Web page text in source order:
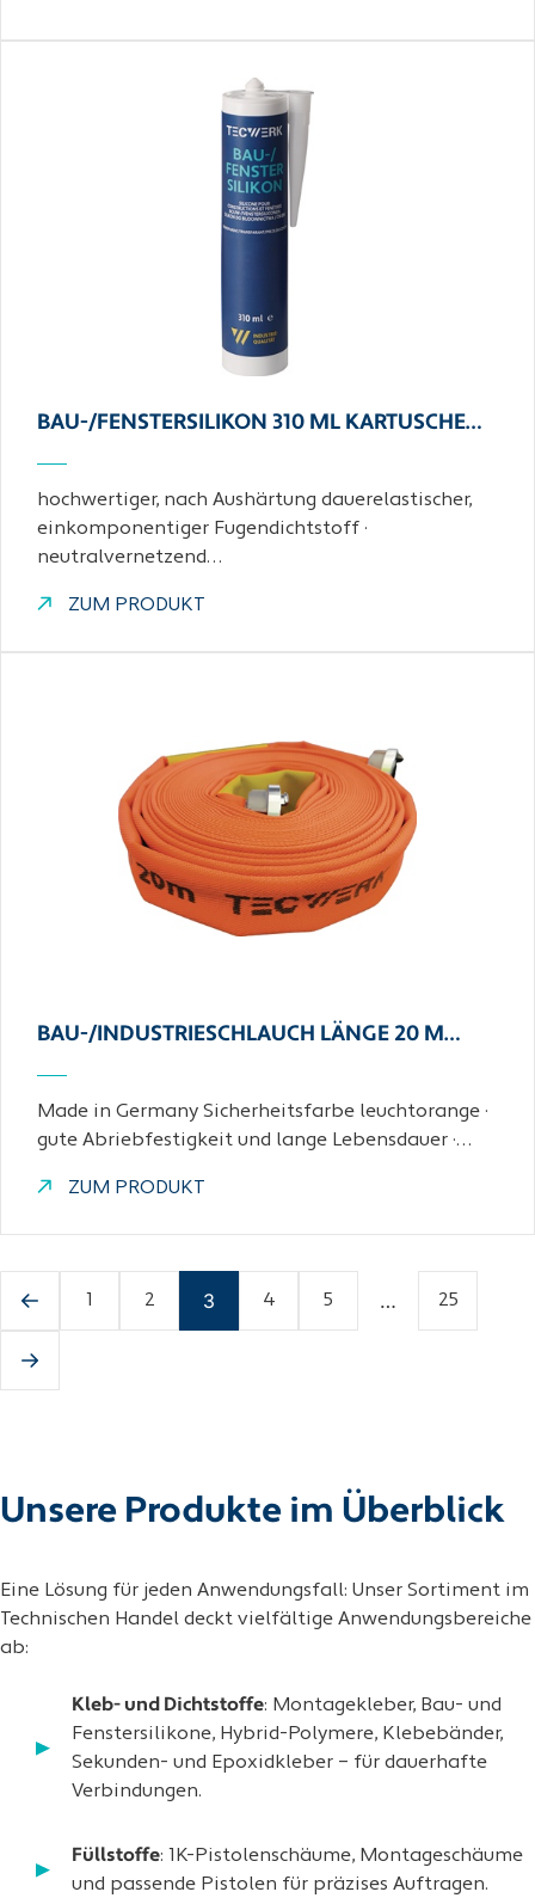
BAU-/FENSTERSILIKON 310 ML KARTUSCHE…
hochwertiger, nach Aushärtung dauerelastischer,
einkomponentiger Fugendichtstoff ·
neutralvernetzend…
ZUM PRODUKT
BAU-/INDUSTRIESCHLAUCH LÄNGE 20 M…
Made in Germany Sicherheitsfarbe leuchtorange ·
gute Abriebfestigkeit und lange Lebensdauer ·…
ZUM PRODUKT
2 3 4 5 … 25
Unsere Produkte im Überblick
Eine Lösung für jeden Anwendungsfall: Unser Sortiment im
Technischen Handel deckt vielfältige Anwendungsbereiche
ab:
Kleb- und Dichtstoffe: Montagekleber, Bau- und
Fenstersilikone, Hybrid-Polymere, Klebebänder,
Sekunden- und Epoxidkleber – für dauerhafte
Verbindungen.
Füllstoffe: 1K-Pistolenschäume, Montageschäume
und passende Pistolen für präzises Auftragen.